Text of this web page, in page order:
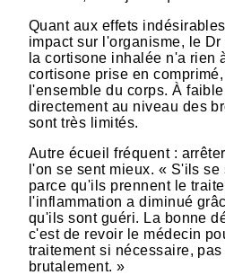
Quant aux effets
impact sur l'organisme, le
la cortisone inhalée n'a rien
cortisone prise en
l'ensemble du corps. À
directement au niveau des
sont très limités.
Autre écueil fréquent :
l'on se sent mieux. « S'ils
parce qu'ils prennent le
l'inflammation a diminué
qu'ils sont guéri. La bonne
c'est de revoir le médecin
traitement si nécessaire,
brutalement. »